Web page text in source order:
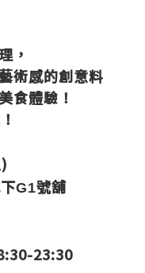
，
術感的創意料
食體驗！
)
G1號舖
23:30